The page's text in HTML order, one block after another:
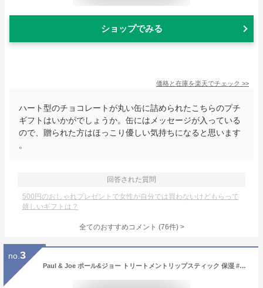
ショップでみる
価格と在庫を楽天でチェック >>
ハート型のチョコレートが丸い缶に詰められたこちらのプチ
ギフトはいかがでしょうか。缶にはメッセージが入っている
ので、贈られた方はほっこり優しい気持ちになると思います
。
回答された質問
500円のおしゃれプレゼントで女性が自分では買わないけどもらって
嬉しいギフトは？
全てのおすすめコメント (76件) >
no. 3
Paul & Joe ポール&ジョー トリートメントリップスティック 保湿 #401 レフィル リフィル